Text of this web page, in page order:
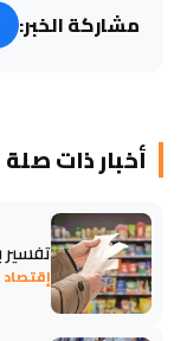
مشاركة الخبر:
أخبار ذات صلة
إقتصاد